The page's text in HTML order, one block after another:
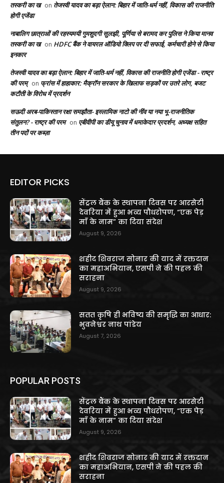
तस्करी का ख on तेजस्वी यादव का बड़ा ऐलान: बिहार में जाति-धर्म नहीं, विकास की राजनीति
होगी एजेंडा
नाबालिग छात्राओं की रहस्यमयी गुमशुदगी सुलझी, पूर्णिया से बरामद कर पुलिस ने किया मानव
तस्करी का ख on HDFC बैंक ने वायरल ऑडियो क्लिप पर दी सफाई, कर्मचारी होने से किया
इनकार
तेजस्वी यादव का बड़ा ऐलान: बिहार में जाति-धर्म नहीं, विकास की राजनीति होगी एजेंडा - राष्ट्र
की परम् on फ्रांस में हाहाकार: मैक्रॉन सरकार के खिलाफ सड़कों पर उतरे लोग, बजट
कटौती के विरोध में प्रदर्शन
सऊदी अरब-पाकिस्तान रक्षा समझौता- इस्लामिक नाटो की नींव या नया भू-राजनीतिक
संतुलन? - राष्ट्र की परम on एबीवीपी का डीयू चुनाव में धमाकेदार प्रदर्शन, अध्यक्ष सहित
तीन पदों पर कब्ज़ा
EDITOR PICKS
सेंट्रल बैंक के स्थापना दिवस पर आरसेटी
देवरिया में हुआ भव्य पौधरोपण, “एक पेड़
माँ के नाम” का दिया संदेश
August 9, 2026
शहीद शिवराज सोनार की याद में रक्तदान
का महाअभियान, एसपी ने की पहल की
सराहना
August 9, 2026
सतत कृषि ही भविष्य की समृद्धि का आधार:
भुवनेश्वर नाथ पांडेय
August 7, 2026
POPULAR POSTS
सेंट्रल बैंक के स्थापना दिवस पर आरसेटी
देवरिया में हुआ भव्य पौधरोपण, “एक पेड़
माँ के नाम” का दिया संदेश
August 9, 2026
शहीद शिवराज सोनार की याद में रक्तदान
का महाअभियान, एसपी ने की पहल की
सराहना